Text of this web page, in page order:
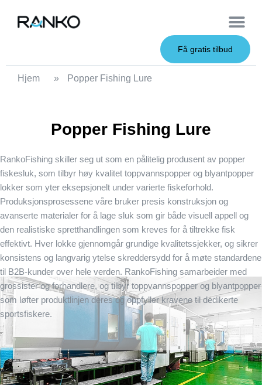
Få gratis tilbud
Hjem » Popper Fishing Lure
Popper Fishing Lure
RankoFishing skiller seg ut som en pålitelig produsent av popper
fiskesluk, som tilbyr høy kvalitet toppvannspopper og blyantpopper
lokker som yter eksepsjonelt under varierte fiskeforhold.
Produksjonsprosessene våre bruker presis konstruksjon og
avanserte materialer for å lage sluk som gir både visuell appell og
den realistiske spretthandlingen som kreves for å tiltrekke fisk
effektivt. Hver lokke gjennomgår grundige kvalitetssjekker, og sikrer
konsistens og langvarig ytelse skreddersydd for å møte standardene
til B2B-kunder over hele verden. RankoFishing samarbeider med
grossister og forhandlere, og tilbyr toppvannspopper og blyantpopper
som løfter produktlinjen deres og oppfyller kravene til dedikerte
sportsfiskere.